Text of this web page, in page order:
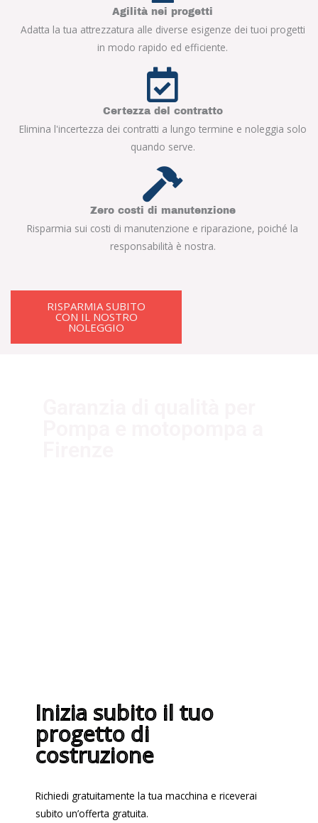
Agilità nei progetti
Adatta la tua attrezzatura alle diverse esigenze dei tuoi progetti
in modo rapido ed efficiente.
Certezza del contratto
Elimina l'incertezza dei contratti a lungo termine e noleggia solo
quando serve.
Zero costi di manutenzione
Risparmia sui costi di manutenzione e riparazione, poiché la
responsabilità è nostra.
RISPARMIA SUBITO
CON IL NOSTRO
NOLEGGIO
Inizia subito il tuo
progetto di
costruzione
Richiedi gratuitamente la tua macchina e riceverai
subito un’offerta gratuita.